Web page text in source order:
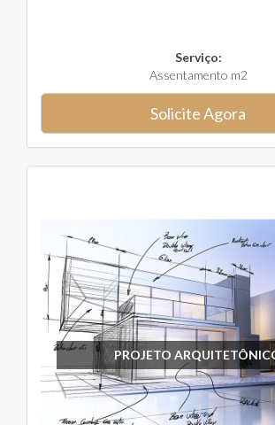
Serviço:
Assentamento m2
Solicite Agora
PROJETO